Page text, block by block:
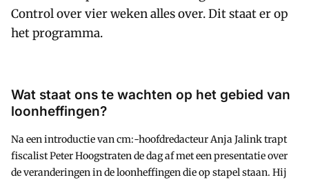
Control over vier weken alles over. Dit staat er op
het programma.
Wat staat ons te wachten op het gebied van
loonheffingen?
Na een introductie van cm:-hoofdredacteur Anja Jalink trapt
fiscalist Peter Hoogstraten de dag af met een presentatie over
de veranderingen in de loonheffingen die op stapel staan. Hij